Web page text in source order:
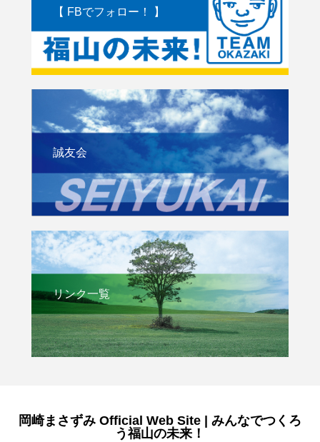
【 FBでフォロー！ 】
誠友会
リンク一覧
岡崎まさずみ Official Web Site | みんなでつくろ
う福山の未来！